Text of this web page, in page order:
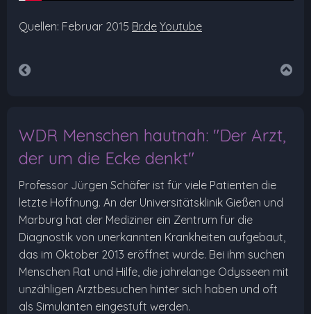
Quellen: Februar 2015 Br.de Youtube
WDR Menschen hautnah: "Der Arzt,
der um die Ecke denkt"
Professor Jürgen Schäfer ist für viele Patienten die
letzte Hoffnung. An der Universitätsklinik Gießen und
Marburg hat der Mediziner ein Zentrum für die
Diagnostik von unerkannten Krankheiten aufgebaut,
das im Oktober 2013 eröffnet wurde. Bei ihm suchen
Menschen Rat und Hilfe, die jahrelange Odysseen mit
unzähligen Arztbesuchen hinter sich haben und oft
als Simulanten eingestuft werden.